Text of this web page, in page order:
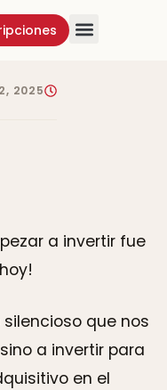
dinero: si
2025
a invertir fue
que nos
a invertir para
en el